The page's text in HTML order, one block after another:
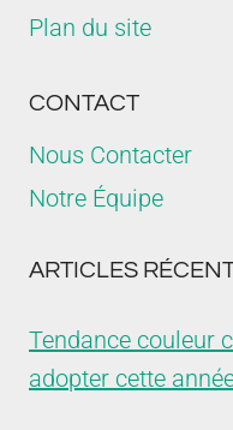
Plan du site
CONTACT
Nous Contacter
Notre Équipe
ARTICLES
Tendance couleur
adopter cette